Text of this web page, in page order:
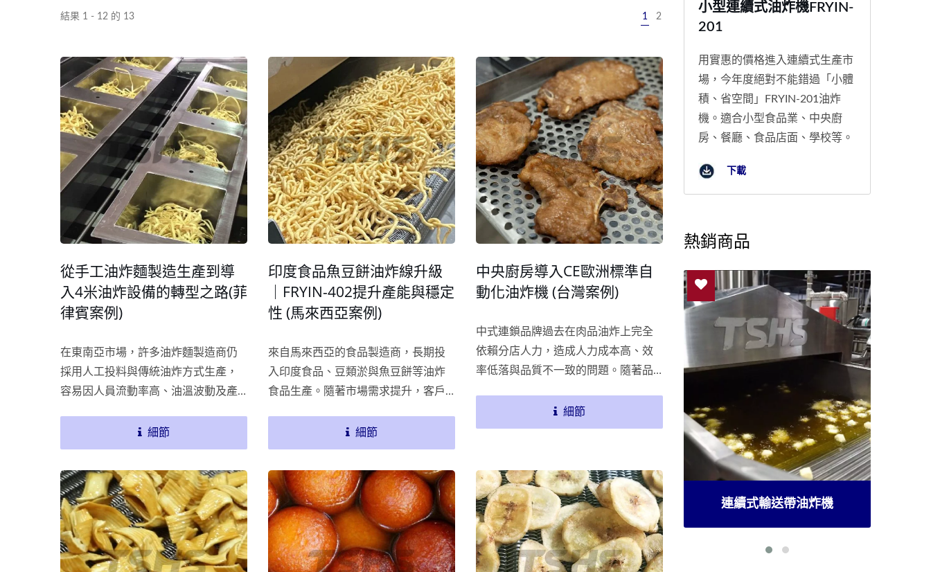
結果 1 - 12 的 13 1 2
從手工油炸麵製造生產到導
入4米油炸設備的轉型之路(菲
律賓案例)
在東南亞市場，許多油炸麵製造商仍
採用人工投料與傳統油炸方式生產，
容易因人員流動率高、油溫波動及產
品質。本案例為菲律賓一家油炸麵製
造商，導入總興/椿揚4米連續式油炸
機，透過客製化模具設計、穩定油溫
控制及完整售後技術支援，逐步建立
更穩定的生產流程，降低人工操作造
成的品質差異，成功提升產品一致性
與設備運轉穩定性。
細節
印度食品魚豆餅油炸線升級
｜FRYIN-402提升產能與穩定
性 (馬來西亞案例)
來自馬來西亞的食品製造商，長期投
入印度食品、豆類淤與魚豆餅等油炸
食品生產。隨著市場需求提升，客戶
與產品品質上的問題，因此導入總興/
椿揚的FRYIN-402連續式油炸機，作為
既有產線升級的重要核心設備。此次
合作不只是單純設備更換，更是一場
針對油炸品質、產品一致性與長時間
量產穩定性的全面優化。
細節
中央廚房導入CE歐洲標準自
動化油炸機 (台灣案例)
中式連鎖品牌過去在肉品油炸上完全
依賴分店人力，造成人力成本高、效
率低落與品質不一致的問題。隨著品
業決定導入CE認證連續式油炸機，以
改善工作環境與提升產能。如今，中
讓門市營運更輕鬆，同時確保油炸品
質穩定一致。
細節
小型連續式油炸機FRYIN-
201
用實惠的價格進入連續式生產市
場，今年度絕對不能錯過「小體
積、省空間」FRYIN-201油炸
機。適合小型食品業、中央廚
房、餐廳、食品店面、學校等。
下載
熱銷商品
連續式輸送帶油炸機 客製化工業用乾燥機 連續式輸送帶油炸機 客製化工業用乾燥機